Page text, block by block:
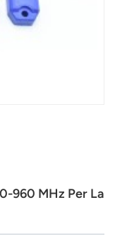
960 MHz Per La